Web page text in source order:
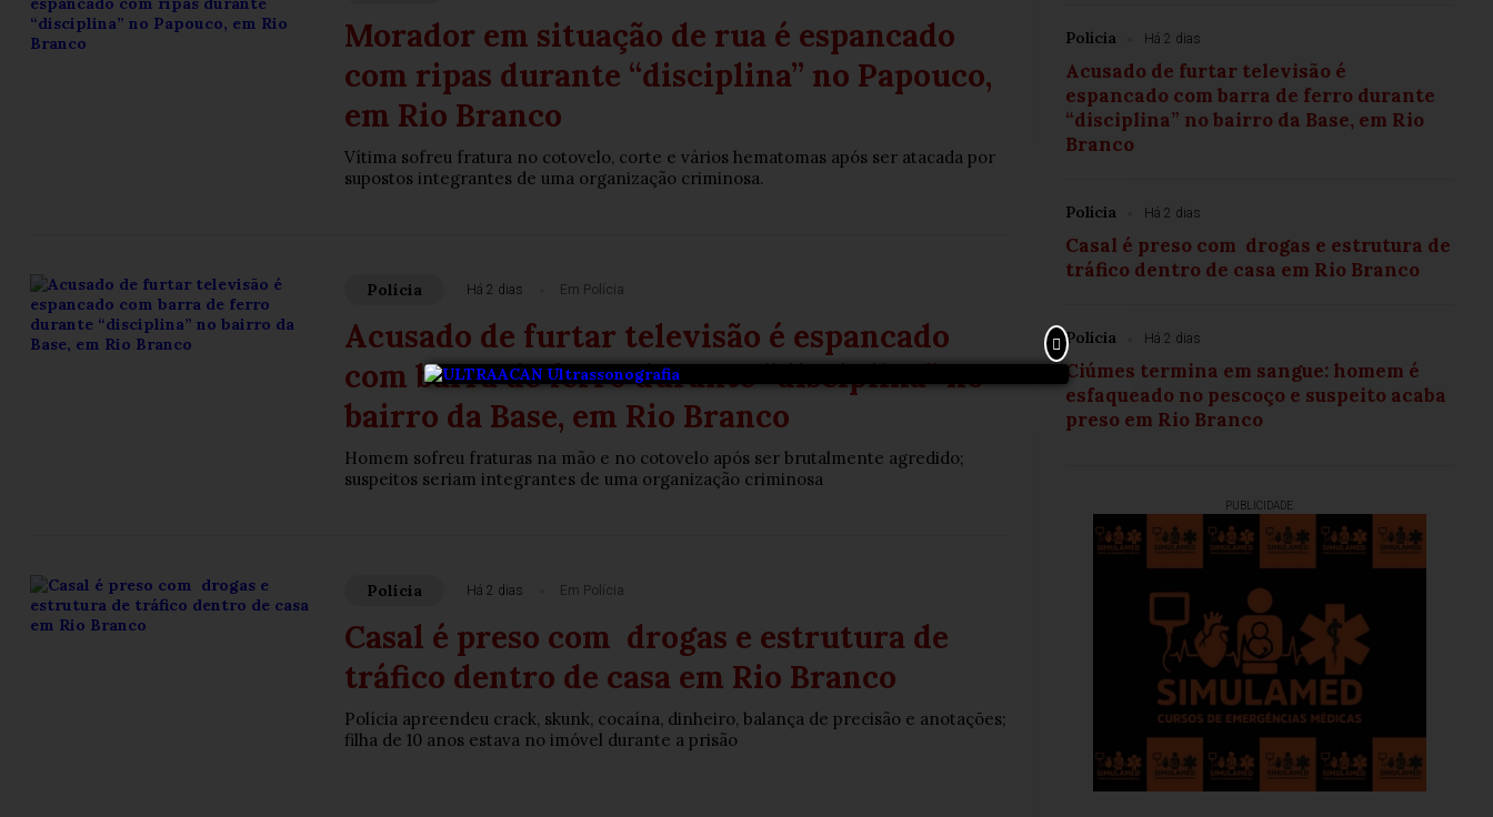
Morador em situação de rua é espancado
com ripas durante “disciplina” no Papouco,
em Rio Branco
Vítima sofreu fratura no cotovelo, corte e vários hematomas após ser atacada por
supostos integrantes de uma organização criminosa.
Polícia Há 2 dias Em Polícia
Acusado de furtar televisão é espancado
com barra de ferro durante “disciplina” no
bairro da Base, em Rio Branco
Homem sofreu fraturas na mão e no cotovelo após ser brutalmente agredido;
suspeitos seriam integrantes de uma organização criminosa
Polícia Há 2 dias Em Polícia
Casal é preso com drogas e estrutura de
tráfico dentro de casa em Rio Branco
Polícia apreendeu crack, skunk, cocaína, dinheiro, balança de precisão e anotações;
filha de 10 anos estava no imóvel durante a prisão
Polícia Há 2 dias
Acusado de furtar televisão é
espancado com barra de ferro durante
“disciplina” no bairro da Base, em Rio
Branco
Polícia Há 2 dias
Casal é preso com drogas e estrutura de
tráfico dentro de casa em Rio Branco
Polícia Há 2 dias
Ciúmes termina em sangue: homem é
esfaqueado no pescoço e suspeito acaba
preso em Rio Branco
PUBLICIDADE